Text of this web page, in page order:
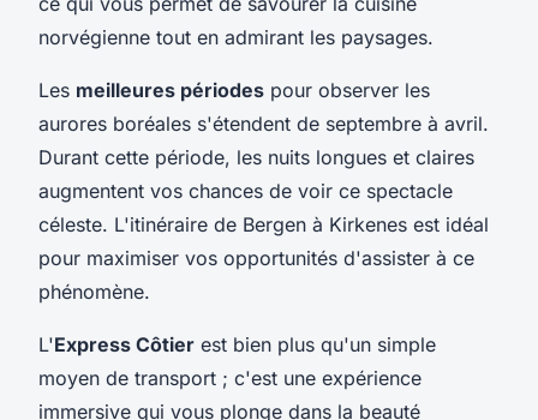
norvégienne tout en admirant les paysages.
Les meilleures périodes pour observer les
aurores boréales s'étendent de septembre à avril.
Durant cette période, les nuits longues et claires
augmentent vos chances de voir ce spectacle
céleste. L'itinéraire de Bergen à Kirkenes est idéal
pour maximiser vos opportunités d'assister à ce
phénomène.
L'Express Côtier est bien plus qu'un simple
moyen de transport ; c'est une expérience
immersive qui vous plonge dans la beauté